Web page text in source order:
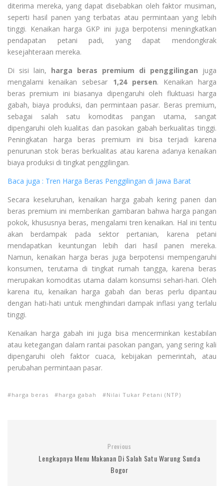
diterima mereka, yang dapat disebabkan oleh faktor musiman,
seperti hasil panen yang terbatas atau permintaan yang lebih
tinggi. Kenaikan harga GKP ini juga berpotensi meningkatkan
pendapatan petani padi, yang dapat mendongkrak
kesejahteraan mereka.
Di sisi lain, harga beras premium di penggilingan juga
mengalami kenaikan sebesar 1,24 persen. Kenaikan harga
beras premium ini biasanya dipengaruhi oleh fluktuasi harga
gabah, biaya produksi, dan permintaan pasar. Beras premium,
sebagai salah satu komoditas pangan utama, sangat
dipengaruhi oleh kualitas dan pasokan gabah berkualitas tinggi.
Peningkatan harga beras premium ini bisa terjadi karena
penurunan stok beras berkualitas atau karena adanya kenaikan
biaya produksi di tingkat penggilingan.
Baca juga : Tren Harga Beras Penggilingan di Jawa Barat
Secara keseluruhan, kenaikan harga gabah kering panen dan
beras premium ini memberikan gambaran bahwa harga pangan
pokok, khususnya beras, mengalami tren kenaikan. Hal ini tentu
akan berdampak pada sektor pertanian, karena petani
mendapatkan keuntungan lebih dari hasil panen mereka.
Namun, kenaikan harga beras juga berpotensi mempengaruhi
konsumen, terutama di tingkat rumah tangga, karena beras
merupakan komoditas utama dalam konsumsi sehari-hari. Oleh
karena itu, kenaikan harga gabah dan beras perlu dipantau
dengan hati-hati untuk menghindari dampak inflasi yang terlalu
tinggi.
Kenaikan harga gabah ini juga bisa mencerminkan kestabilan
atau ketegangan dalam rantai pasokan pangan, yang sering kali
dipengaruhi oleh faktor cuaca, kebijakan pemerintah, atau
perubahan permintaan pasar.
harga beras harga gabah Nilai Tukar Petani (NTP)
Previous
Lengkapnya Menu Makanan Di Salah Satu Warung Sunda
Bogor